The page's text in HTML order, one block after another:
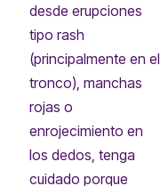
desde erupciones
tipo rash
(principalmente en el
tronco), manchas
rojas o
enrojecimiento en
los dedos, tenga
cuidado porque